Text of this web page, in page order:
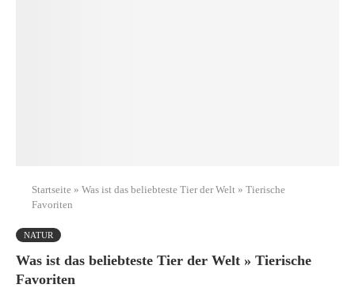
Startseite » Was ist das beliebteste Tier der Welt » Tierische
Favoriten
NATUR
Was ist das beliebteste Tier der Welt » Tierische
Favoriten